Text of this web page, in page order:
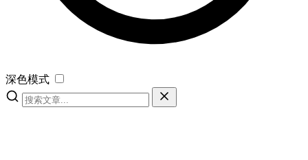
深色模式